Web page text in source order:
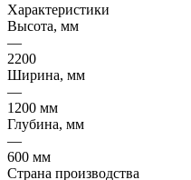
Характеристики
Высота, мм
—
2200
Ширина, мм
—
1200 мм
Глубина, мм
—
600 мм
Страна производства